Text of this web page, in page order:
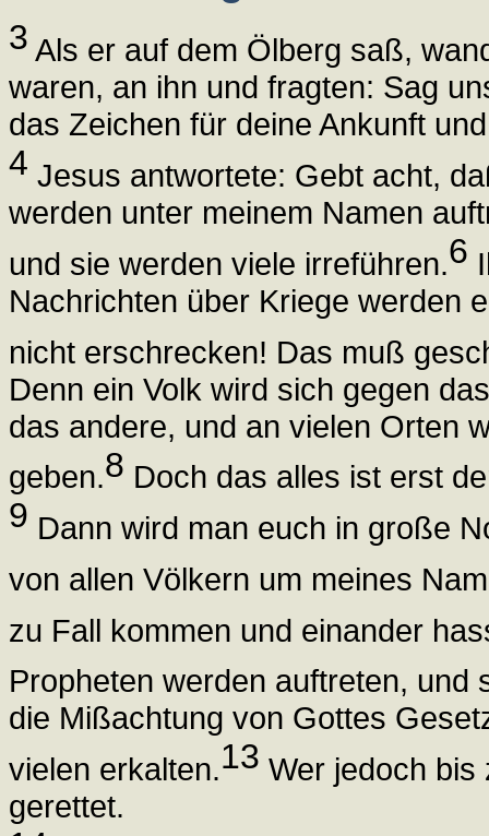
3 Als er auf dem Ölberg saß,
waren, an ihn und fragten: Sag
das Zeichen für deine Ankunft
4 Jesus antwortete: Gebt acht,
werden unter meinem Namen
und sie werden viele irreführen.6
Nachrichten über Kriege werden
nicht erschrecken! Das muß
Denn ein Volk wird sich gegen
das andere, und an vielen Orten
geben.8 Doch das alles ist erst
9 Dann wird man euch in große
von allen Völkern um meines
zu Fall kommen und einander
Propheten werden auftreten, und
die Mißachtung von Gottes
vielen erkalten.13 Wer jedoch bis
gerettet.